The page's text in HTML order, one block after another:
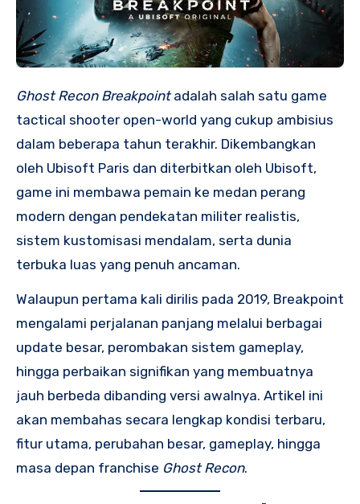
Ghost Recon Breakpointadalah salah satu game
tactical shooter open-world yang cukup ambisius
dalam beberapa tahun terakhir. Dikembangkan
oleh Ubisoft Paris dan diterbitkan oleh Ubisoft,
game ini membawa pemain ke medan perang
modern dengan pendekatan militer realistis,
sistem kustomisasi mendalam, serta dunia
terbuka luas yang penuh ancaman.
Walaupun pertama kali dirilis pada 2019, Breakpoint
mengalami perjalanan panjang melalui berbagai
update besar, perombakan sistem gameplay,
hingga perbaikan signifikan yang membuatnya
jauh berbeda dibanding versi awalnya. Artikel ini
akan membahas secara lengkap kondisi terbaru,
fitur utama, perubahan besar, gameplay, hingga
masa depan franchise Ghost Recon.